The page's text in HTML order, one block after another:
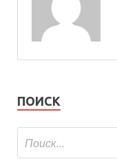
ПОИСК